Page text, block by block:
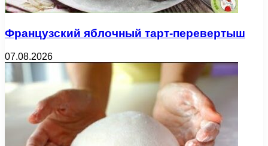
Французский яблочный тарт-перевертыш
07.08.2026